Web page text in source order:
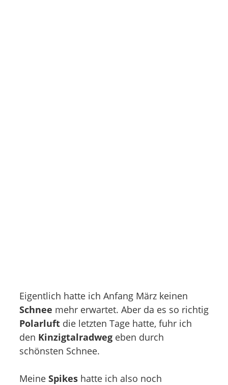
Eigentlich hatte ich Anfang März keinen
Schnee mehr erwartet. Aber da es so richtig
Polarluft die letzten Tage hatte, fuhr ich
den Kinzigtalradweg eben durch
schönsten Schnee.
Meine Spikes hatte ich also noch